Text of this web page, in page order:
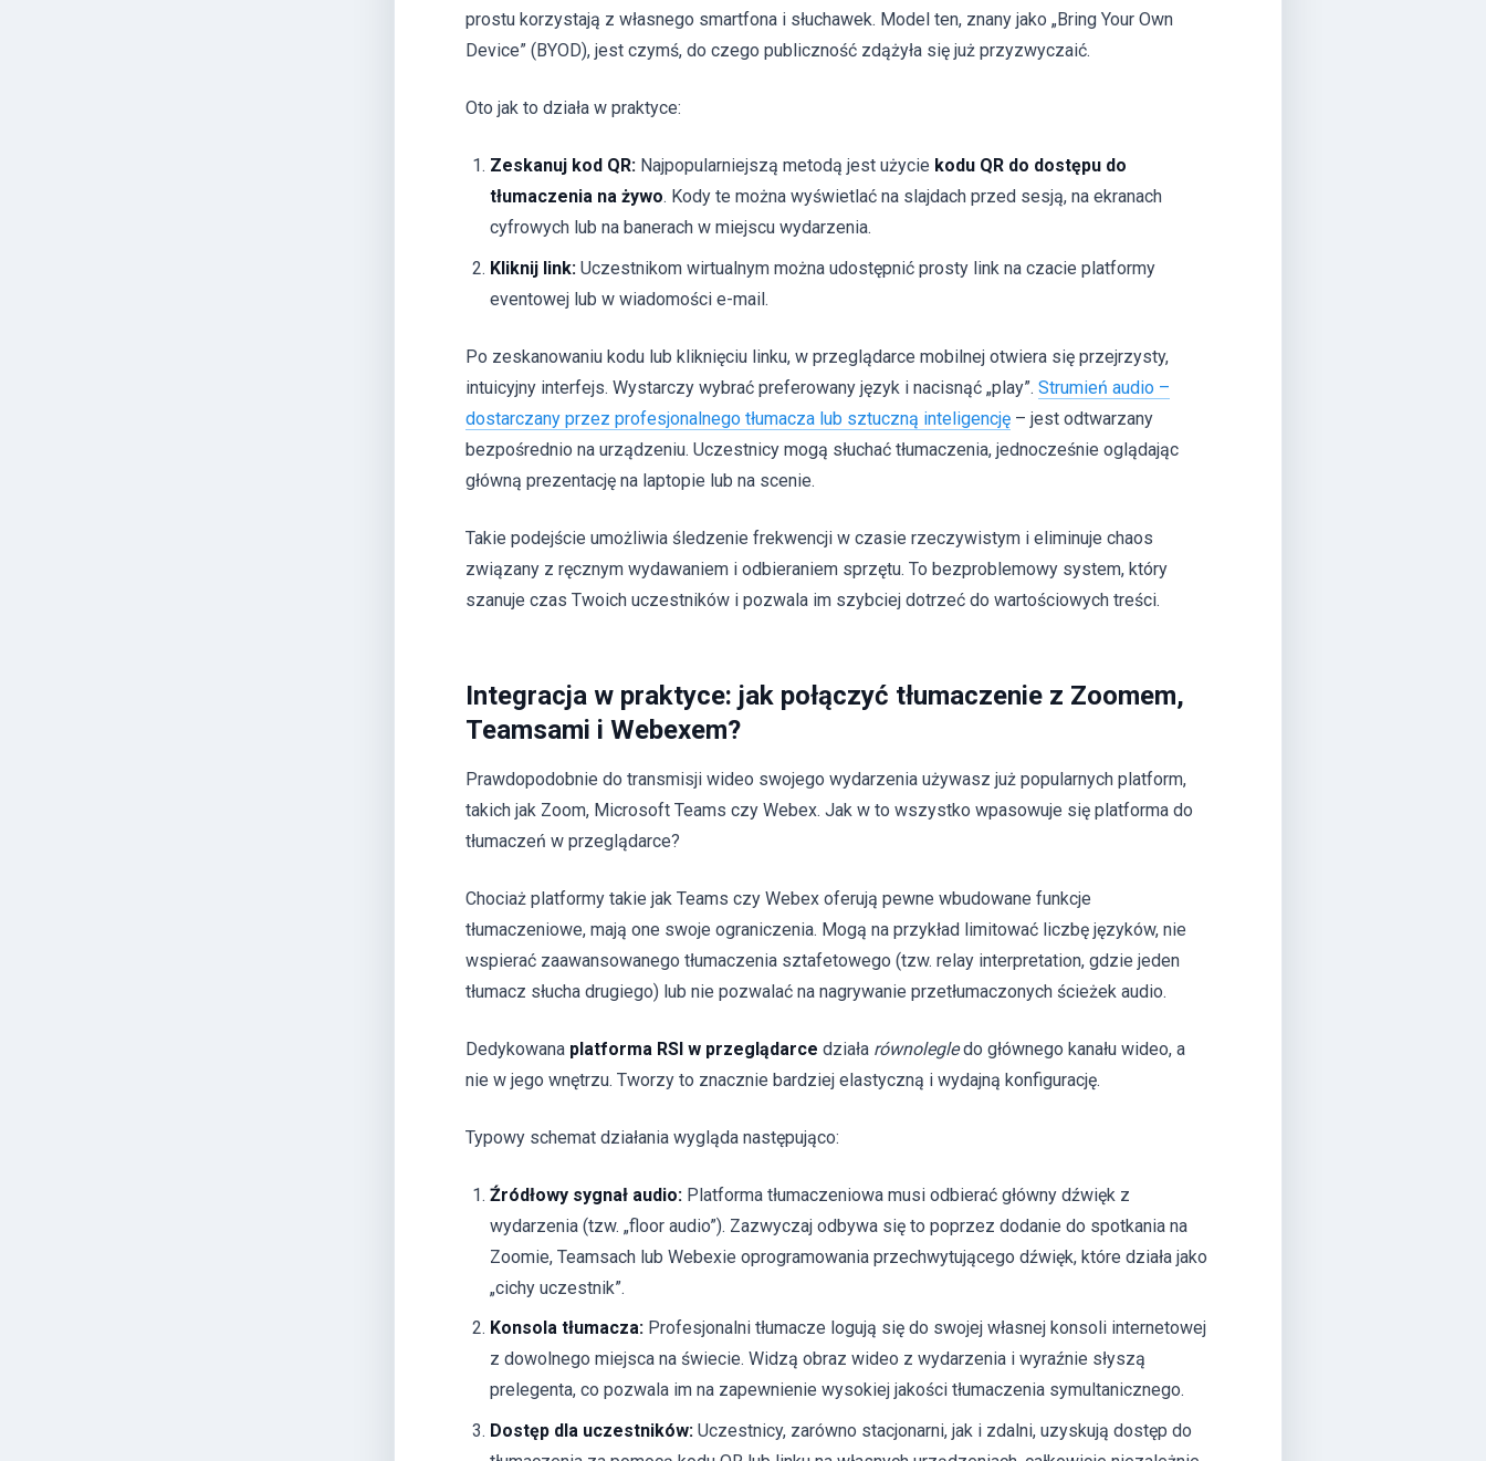
prostu korzystają z własnego smartfona i słuchawek. Model ten, znany jako „Bring Your Own
Device” (BYOD), jest czymś, do czego publiczność zdążyła się już przyzwyczaić.
Oto jak to działa w praktyce:
Zeskanuj kod QR: Najpopularniejszą metodą jest użycie kodu QR do dostępu do
tłumaczenia na żywo. Kody te można wyświetlać na slajdach przed sesją, na ekranach
cyfrowych lub na banerach w miejscu wydarzenia.
Kliknij link: Uczestnikom wirtualnym można udostępnić prosty link na czacie platformy
eventowej lub w wiadomości e-mail.
Po zeskanowaniu kodu lub kliknięciu linku, w przeglądarce mobilnej otwiera się przejrzysty,
intuicyjny interfejs. Wystarczy wybrać preferowany język i nacisnąć „play”. Strumień audio –
dostarczany przez profesjonalnego tłumacza lub sztuczną inteligencję – jest odtwarzany
bezpośrednio na urządzeniu. Uczestnicy mogą słuchać tłumaczenia, jednocześnie oglądając
główną prezentację na laptopie lub na scenie.
Takie podejście umożliwia śledzenie frekwencji w czasie rzeczywistym i eliminuje chaos
związany z ręcznym wydawaniem i odbieraniem sprzętu. To bezproblemowy system, który
szanuje czas Twoich uczestników i pozwala im szybciej dotrzeć do wartościowych treści.
Integracja w praktyce: jak połączyć tłumaczenie z Zoomem,
Teamsami i Webexem?
Prawdopodobnie do transmisji wideo swojego wydarzenia używasz już popularnych platform,
takich jak Zoom, Microsoft Teams czy Webex. Jak w to wszystko wpasowuje się platforma do
tłumaczeń w przeglądarce?
Chociaż platformy takie jak Teams czy Webex oferują pewne wbudowane funkcje
tłumaczeniowe, mają one swoje ograniczenia. Mogą na przykład limitować liczbę języków, nie
wspierać zaawansowanego tłumaczenia sztafetowego (tzw. relay interpretation, gdzie jeden
tłumacz słucha drugiego) lub nie pozwalać na nagrywanie przetłumaczonych ścieżek audio.
Dedykowana platforma RSI w przeglądarce działa równolegledo głównego kanału wideo, a
nie w jego wnętrzu. Tworzy to znacznie bardziej elastyczną i wydajną konfigurację.
Typowy schemat działania wygląda następująco:
Źródłowy sygnał audio: Platforma tłumaczeniowa musi odbierać główny dźwięk z
wydarzenia (tzw. „floor audio”). Zazwyczaj odbywa się to poprzez dodanie do spotkania na
Zoomie, Teamsach lub Webexie oprogramowania przechwytującego dźwięk, które działa jako
„cichy uczestnik”.
Konsola tłumacza: Profesjonalni tłumacze logują się do swojej własnej konsoli internetowej
z dowolnego miejsca na świecie. Widzą obraz wideo z wydarzenia i wyraźnie słyszą
prelegenta, co pozwala im na zapewnienie wysokiej jakości tłumaczenia symultanicznego.
Dostęp dla uczestników: Uczestnicy, zarówno stacjonarni, jak i zdalni, uzyskują dostęp do